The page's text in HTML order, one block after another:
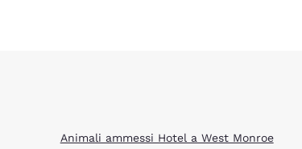
Animali ammessi Hotel a West Monroe